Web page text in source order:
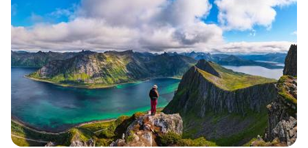
аутентичных лавках — в подарок близким или себе на
память о путешествии.